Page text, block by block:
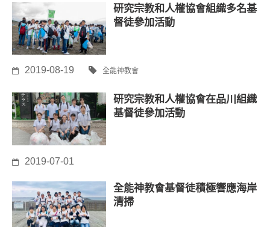
研究宗教和人權協會組織多名基
督徒參加活動
2019-08-19 全能神教會
研究宗教和人權協會在品川組織
基督徒參加活動
2019-07-01
全能神教會基督徒積極響應海岸
清掃